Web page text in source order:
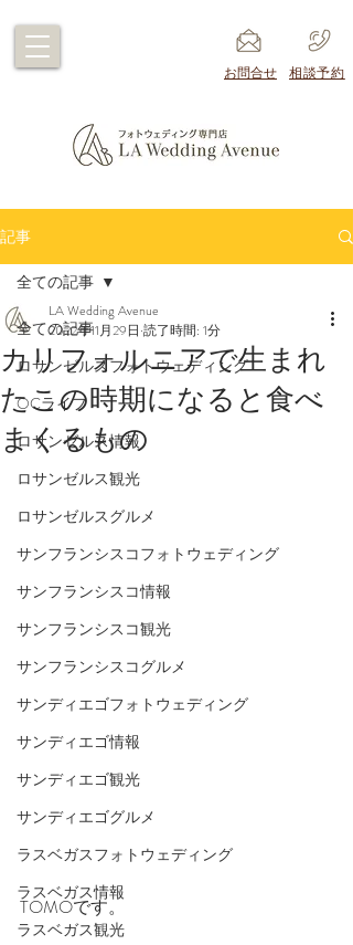
​お問合せ ​相談予約
記事
全ての記事
ロサンゼルスフォトウェディング
OCライフ
ロサンゼルス情報
ロサンゼルス観光
ロサンゼルスグルメ
サンフランシスコフォトウェディング
サンフランシスコ情報
サンフランシスコ観光
サンフランシスコグルメ
サンディエゴフォトウェディング
サンディエゴ情報
サンディエゴ観光
サンディエゴグルメ
ラスベガスフォトウェディング
ラスベガス情報
ラスベガス観光
全ての記事
カリフォルニアで生まれ
たこの時期になると食べ
まくるもの
LA Wedding Avenue
2022年11月29日 読了時間: 1分
TOMOです。